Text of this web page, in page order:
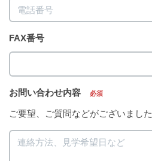
FAX番号
お問い合わせ内容 必須
ご要望、ご質問などがございまし